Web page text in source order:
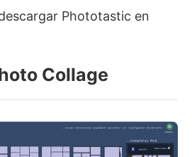
Phototastic en
Collage